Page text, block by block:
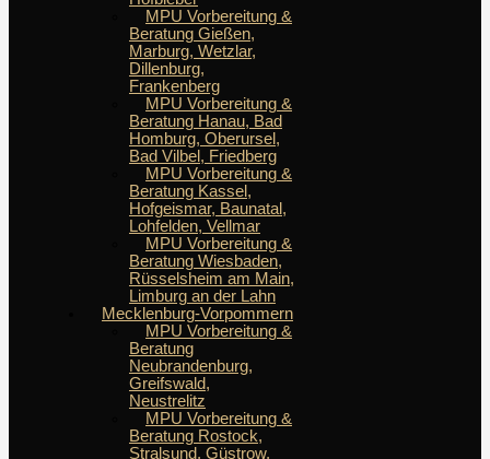
MPU Vorbereitung &
Beratung Gießen,
Marburg, Wetzlar,
Dillenburg,
Frankenberg
MPU Vorbereitung &
Beratung Hanau, Bad
Homburg, Oberursel,
Bad Vilbel, Friedberg
MPU Vorbereitung &
Beratung Kassel,
Hofgeismar, Baunatal,
Lohfelden, Vellmar
MPU Vorbereitung &
Beratung Wiesbaden,
Rüsselsheim am Main,
Limburg an der Lahn
Mecklenburg-Vorpommern
MPU Vorbereitung &
Beratung
Neubrandenburg,
Greifswald,
Neustrelitz
MPU Vorbereitung &
Beratung Rostock,
Stralsund, Güstrow,